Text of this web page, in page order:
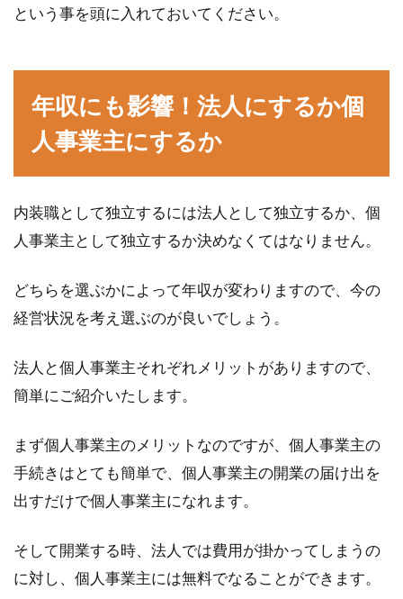
賃貸で軽量鉄骨と重量鉄骨の違いを
知る！防音効果はあるの？
賃貸物件を探していると、建物の構造に違いが
う！そのときのコツは？
けないと分かっていても、掃除方法や正しいや
木造家屋の解体費用が知りたい！相
場っていくらぐらい？
家屋の解体を考えている場合、まず気になるの
分かれば...
という事を頭に入れておいてください。
年収にも影響！法人にするか個
人事業主にするか
内装職として独立するには法人として独立するか、個
人事業主として独立するか決めなくてはなりません。
どちらを選ぶかによって年収が変わりますので、今の
経営状況を考え選ぶのが良いでしょう。
法人と個人事業主それぞれメリットがありますので、
簡単にご紹介いたします。
まず個人事業主のメリットなのですが、個人事業主の
手続きはとても簡単で、個人事業主の開業の届け出を
出すだけで個人事業主になれます。
そして開業する時、法人では費用が掛かってしまうの
に対し、個人事業主には無料でなることができます。